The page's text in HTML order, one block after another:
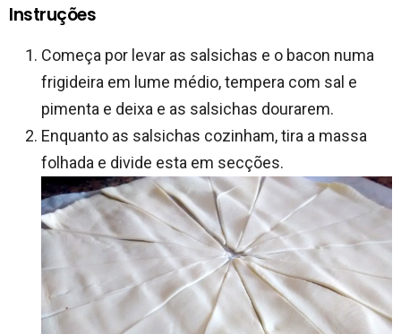
Instruções
Começa por levar as salsichas e o bacon numa
frigideira em lume médio, tempera com sal e
pimenta e deixa e as salsichas dourarem.
Enquanto as salsichas cozinham, tira a massa
folhada e divide esta em secções.